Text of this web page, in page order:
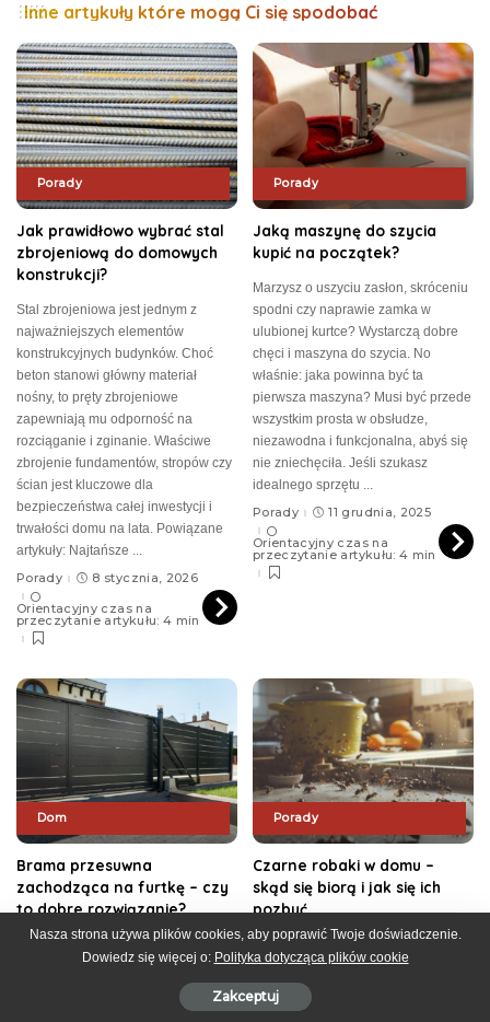
Inne artykuły które mogą Ci się spodobać
Porady
Jak prawidłowo wybrać stal
zbrojeniową do domowych
konstrukcji?
Stal zbrojeniowa jest jednym z
najważniejszych elementów
konstrukcyjnych budynków. Choć
beton stanowi główny materiał
nośny, to pręty zbrojeniowe
zapewniają mu odporność na
rozciąganie i zginanie. Właściwe
zbrojenie fundamentów, stropów czy
ścian jest kluczowe dla
bezpieczeństwa całej inwestycji i
trwałości domu na lata. Powiązane
artykuły: Najtańsze
Porady
8 stycznia, 2026
Orientacyjny czas na
przeczytanie artykułu: 4 min
Porady
Jaką maszynę do szycia
kupić na początek?
Marzysz o uszyciu zasłon, skróceniu
spodni czy naprawie zamka w
ulubionej kurtce? Wystarczą dobre
chęci i maszyna do szycia. No
właśnie: jaka powinna być ta
pierwsza maszyna? Musi być przede
wszystkim prosta w obsłudze,
niezawodna i funkcjonalna, abyś się
nie zniechęciła. Jeśli szukasz
idealnego sprzętu
Porady
11 grudnia, 2025
Orientacyjny czas na
przeczytanie artykułu: 4 min
Dom
Brama przesuwna
zachodząca na furtkę – czy
to dobre rozwiązanie?
Planując ogrodzenie domu i wjazd
na posesję, często stajemy przed
dylematem: jak rozmieścić bramę
Porady
Czarne robaki w domu –
skąd się biorą i jak się ich
pozbyć
Widok czarnych robaków w domu
potrafi wywołać duży niepokój. Wiele
osób zastanawia się, co to za owady,
skąd się pojawiają i czy stanowią
Nasza strona używa plików cookies, aby poprawić Twoje doświadczenie.
Dowiedz się więcej o: Polityka dotycząca plików cookie
Zakceptuj